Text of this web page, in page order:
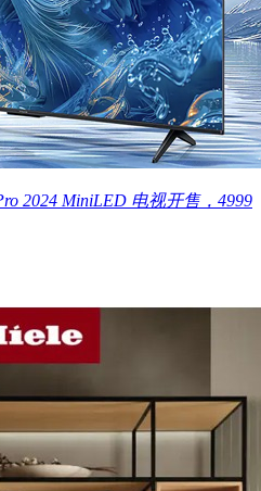
2024 MiniLED 电视开售，4999